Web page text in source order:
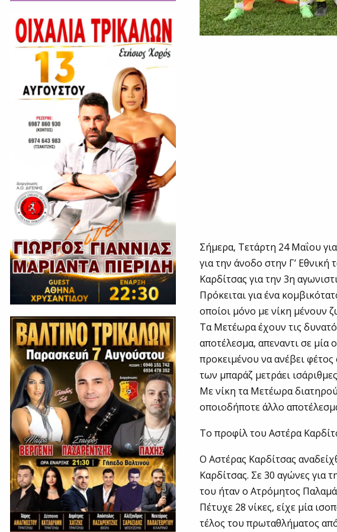
Σήμερα, Τετάρτη 24 Μαΐου
για την άνοδο στην Γ’
Καρδίτσας για την 3η
Πρόκειται για ένα
οποίοι μόνο με νίκη μένουν
Τα Μετέωρα έχουν τις
αποτέλεσμα, απεναντι σε
προκειμένου να ανέβει
των μπαράζ μετράει
Με νίκη τα Μετέωρα
οποιοδήποτε άλλο
Το προφίλ του Αστέρα
Ο Αστέρας Καρδίτσας
Καρδίτσας. Σε 30 αγώνες για
του ήταν ο Ατρόμητος
Πέτυχε 28 νίκες, είχε μία
τέλος του πρωταθλήματος